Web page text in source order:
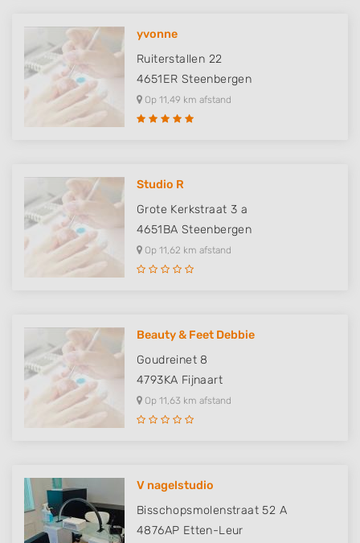
yvonne
Ruiterstallen 22
4651ER Steenbergen
Op 11,49 km afstand
Studio R
Grote Kerkstraat 3 a
4651BA Steenbergen
Op 11,62 km afstand
Beauty & Feet Debbie
Goudreinet 8
4793KA Fijnaart
Op 11,63 km afstand
V nagelstudio
Bisschopsmolenstraat 52 A
4876AP Etten-Leur